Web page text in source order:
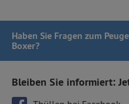
Haben Sie Fragen zum
Boxer?
Bleiben Sie informiert: